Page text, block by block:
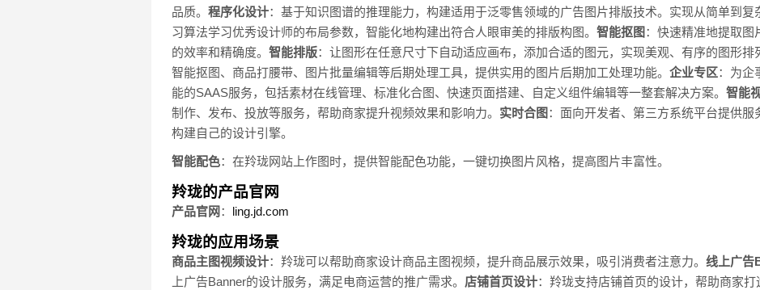
品质。 程序化设计：基于知识图谱的推理能力，构建适用于泛零售领域的广告图片排版技术。实现从简单到
习算法学习优秀设计师的布局参数，智能化地构建出符合人眼审美的排版构图。 智能抠图 ：快速精准地提取图
的效率和精确度。 智能排版：让图形在任意尺寸下自动适应画布，添加合适的图元，实现美观、有序的图形排
智能抠图、商品打腰带、图片批量编辑等后期处理工具，提供实用的图片后期加工处理功能。 企业专区：为企
能的SAAS服务，包括素材在线管理、标准化合图、快速页面搭建、自定义组件编辑等一整套解决方案。 智能
制作、发布、投放等服务，帮助商家提升视频效果和影响力。 实时合图 ：面向开发者、第三方系统平台提供服
构建自己的设计引擎。
智能配色：在羚珑网站上作图时，提供智能配色功能，一键切换图片风格，提高图片丰富性。
羚珑的产品官网
产品官网 ： ling.jd.com
羚珑的应用场景
商品主图视频设计：羚珑可以帮助商家设计商品主图视频，提升商品展示效果，吸引消费者注意力。 线上广告
上广告Banner的设计服务，满足电商运营的推广需求。 店铺首页设计：羚珑支持店铺首页的设计，帮助商家打